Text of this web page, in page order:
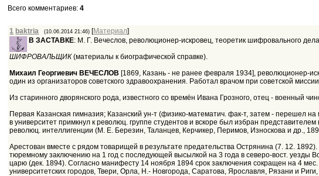
Всего комментариев:4
1 baktria (10.06.2014 21:46) [Материал]
В ЗАСТАВКЕ: М. Г. Вечеслов, революционер-искровец, теоретик шифровального
ШИФРОВАЛЬЩИК(материалы к биографической справке).
Михаил Георгиевич ВЕЧЕСЛОВ [1869, Казань - не ранее февраля 1934], революционер-
один из организаторов советского здравоохранения. Работал врачом при советской
Из старинного дворянского рода, известного со времён Ивана Грозного, отец - военный
Первая Казанская гимназия; Казанский ун-т (физико-математич. фак-т, затем - перешел
в университет примкнул к революц. группе студентов и вскоре был избран
революц. интеллигенции (М. Е. Березин, Таланцев, Керчикер, Перимов, Износкова и др.,
Арестован вместе с рядом товарищей в результате предательства Острянина (7. 12.
тюремному заключению на 1 год с последующей высылкой на 3 года в северо-вост. уезды
царю (дек. 1894). Согласно манифесту 14 ноября 1894 срок заключения сокращен на 4
университетских городов, Твери, Орла, Н.- Новгорода, Саратова, Ярославля, Рязани и